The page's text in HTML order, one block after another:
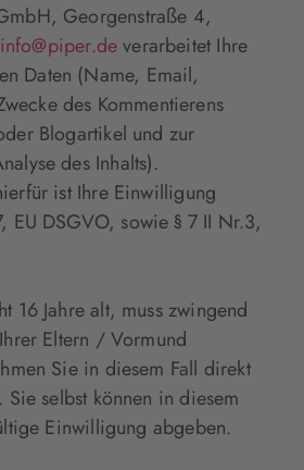
Georgenstraße 4,
info@piper.deverarbeitet Ihre
Daten (Name, Email,
des Kommentierens
Blogartikel und zur
des Inhalts).
ist Ihre Einwilligung
EU DSGVO, sowie § 7 II Nr.3,
16 Jahre alt, muss zwingend
Eltern / Vormund
Sie in diesem Fall direkt
Sie selbst können in diesem
Einwilligung abgeben.